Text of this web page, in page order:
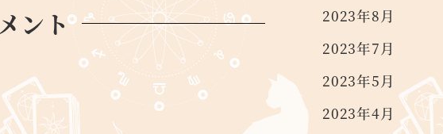
ント
2023年8月
2023年7月
2023年5月
2023年4月